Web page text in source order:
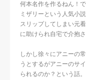
何本名作を作るねん！
ミザリーという人気小
スリップしてしまい元
に助けられ自宅で介抱
しかし徐々にアニーの
うとするがアニーのサ
られるのか？という話。